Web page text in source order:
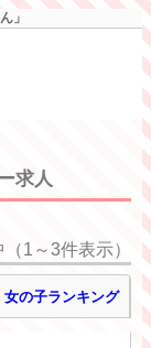
」
求人
1～3件表示）
女の子ランキング